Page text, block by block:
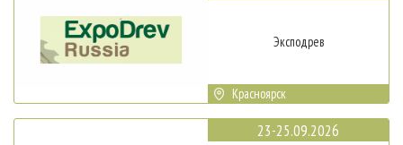
Эксподрев
Красноярск
23-25.09.2026